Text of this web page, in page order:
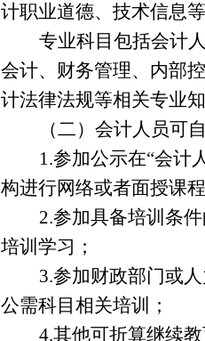
计职业道德、技术信息等
专业科目包括会计
会计、财务管理、内部
计法律法规等相关专业知
（二）会计人员可
1.参加公示在“会计
构进行网络或者面授课程
2.参加具备培训条
培训学习；
3.参加财政部门或
公需科目相关培训；
4.其他可折算继续教